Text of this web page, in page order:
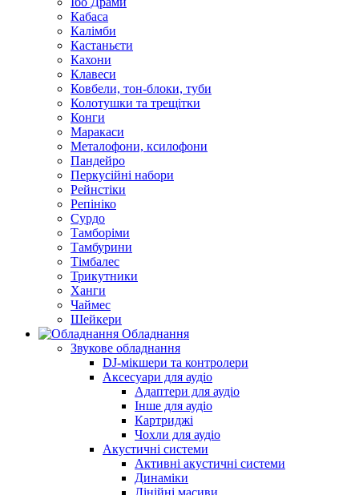
Кабаса
Калімби
Кастаньєти
Кахони
Клавеси
Ковбели, тон-блоки, туби
Колотушки та трещітки
Конги
Маракаси
Металофони, ксилофони
Пандейро
Перкусійні набори
Рейнстіки
Репініко
Сурдо
Тамборіми
Тамбурини
Тімбалес
Трикутники
Ханги
Чаймес
Шейкери
Обладнання
Звукове обладнання
DJ-мікшери та контролери
Аксесуари для аудіо
Адаптери для аудіо
Інше для аудіо
Картриджі
Чохли для аудіо
Акустичні системи
Активні акустичні системи
Динаміки
Лінійні масиви